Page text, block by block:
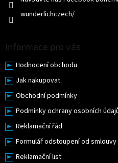
wunderlichczech/
Informace pro vás
Hodnocení obchodu
Jak nakupovat
Obchodní podmínky
Podmínky ochrany osobních
Reklamační řád
Formulář odstoupení od smlouvy
Reklamační list